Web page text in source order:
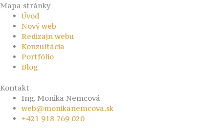
Mapa stránky
Úvod
Nový web
Redizajn webu
Konzultácia
Portfólio
Blog
Kontakt
Ing. Monika Nemcová
web@monikanemcova.sk
+421 918 769 020